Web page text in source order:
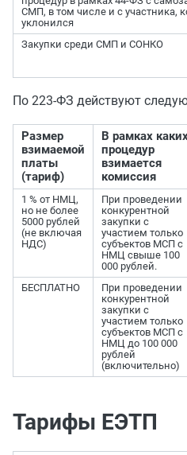
СМП, в том числе и с участника,
уклонился
Закупки среди СМП и СОНКО
По 223-ФЗ действуют
Размер
взимаемой
платы
(тариф)
В рамках
процедур
взимается
комиссия
1 % от НМЦ,
но не более
5000 рублей
(не включая
НДС)
При проведении
конкурентной
закупки с
участием только
субъектов МСП с
НМЦ свыше 100
000 рублей.
БЕСПЛАТНО
При проведении
конкурентной
закупки с
участием только
субъектов МСП с
НМЦ до 100 000
рублей
(включительно)
Тарифы ЕЭТП